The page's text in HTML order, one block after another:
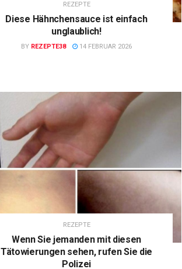
REZEPTE
Diese Hähnchensauce ist einfach
unglaublich!
BY REZEPTE38 14 FEBRUAR 2026
REZEPTE
Wenn Sie jemanden mit diesen
Tätowierungen sehen, rufen Sie die
Polizei